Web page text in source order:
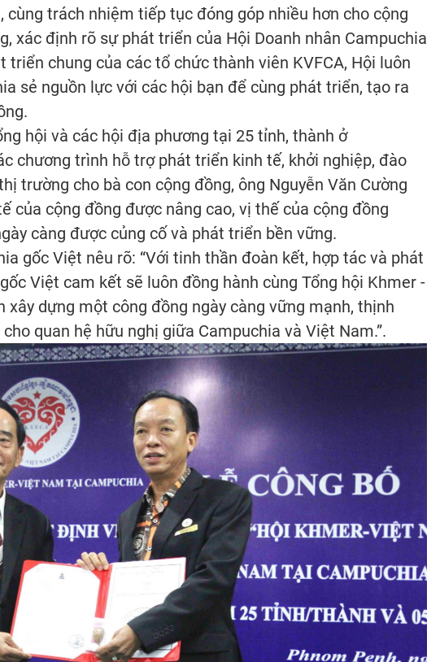
trách nhiệm tiếp tục đóng góp nhiều hơn cho cộng
xác định rõ sự phát triển của Hội Doanh nhân Campuchia
chung của các tổ chức thành viên KVFCA, Hội luôn
sẻ nguồn lực với các hội bạn để cùng phát triển, tạo ra
hội và các hội địa phương tại 25 tỉnh, thành ở
chương trình hỗ trợ phát triển kinh tế, khởi nghiệp, đào
trường cho bà con cộng đồng, ông Nguyễn Văn Cường
của cộng đồng được nâng cao, vị thế của cộng đồng
càng được củng cố và phát triển bền vững.
gốc Việt nêu rõ: “Với tinh thần đoàn kết, hợp tác và phát
Việt cam kết sẽ luôn đồng hành cùng Tổng hội Khmer -
dựng một công đồng ngày càng vững mạnh, thịnh
quan hệ hữu nghị giữa Campuchia và Việt Nam.”.